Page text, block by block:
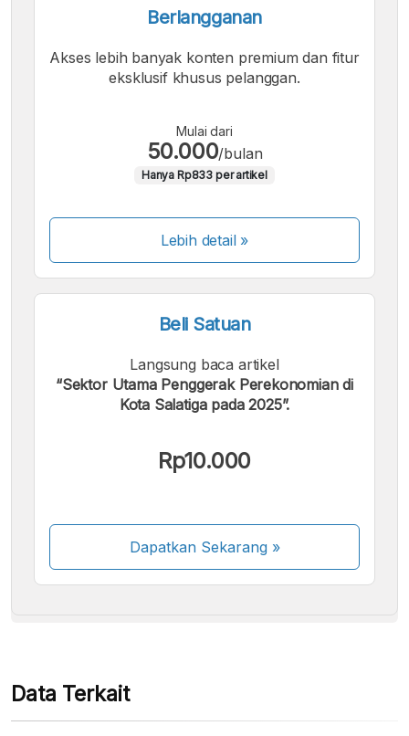
Berlangganan
Akses lebih banyak konten premium dan fitur
eksklusif khusus pelanggan.
Mulai dari
50.000/bulan
Hanya Rp833 per artikel
Lebih detail »
Beli Satuan
Langsung baca artikel
“Sektor Utama Penggerak Perekonomian di
Kota Salatiga pada 2025”.
Rp10.000
Dapatkan Sekarang»
Beberapa metode pembayaran masih dalam
Data Terkait